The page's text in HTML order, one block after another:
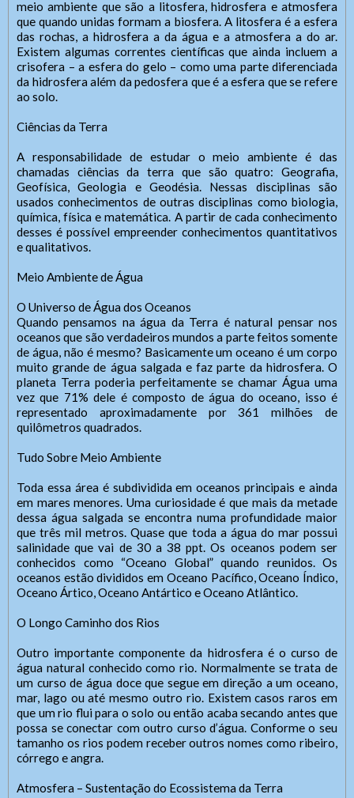
meio ambiente que são a litosfera, hidrosfera e atmosfera
que quando unidas formam a biosfera. A litosfera é a esfera
das rochas, a hidrosfera a da água e a atmosfera a do ar.
Existem algumas correntes científicas que ainda incluem a
crisofera – a esfera do gelo – como uma parte diferenciada
da hidrosfera além da pedosfera que é a esfera que se refere
ao solo.
Ciências da Terra
A responsabilidade de estudar o meio ambiente é das
chamadas ciências da terra que são quatro: Geografia,
Geofísica, Geologia e Geodésia. Nessas disciplinas são
usados conhecimentos de outras disciplinas como biologia,
química, física e matemática. A partir de cada conhecimento
desses é possível empreender conhecimentos quantitativos
e qualitativos.
Meio Ambiente de Água
O Universo de Água dos Oceanos
Quando pensamos na água da Terra é natural pensar nos
oceanos que são verdadeiros mundos a parte feitos somente
de água, não é mesmo? Basicamente um oceano é um corpo
muito grande de água salgada e faz parte da hidrosfera. O
planeta Terra poderia perfeitamente se chamar Água uma
vez que 71% dele é composto de água do oceano, isso é
representado aproximadamente por 361 milhões de
quilômetros quadrados.
Tudo Sobre Meio Ambiente
Toda essa área é subdividida em oceanos principais e ainda
em mares menores. Uma curiosidade é que mais da metade
dessa água salgada se encontra numa profundidade maior
que três mil metros. Quase que toda a água do mar possui
salinidade que vai de 30 a 38 ppt. Os oceanos podem ser
conhecidos como “Oceano Global” quando reunidos. Os
oceanos estão divididos em Oceano Pacífico, Oceano Índico,
Oceano Ártico, Oceano Antártico e Oceano Atlântico.
O Longo Caminho dos Rios
Outro importante componente da hidrosfera é o curso de
água natural conhecido como rio. Normalmente se trata de
um curso de água doce que segue em direção a um oceano,
mar, lago ou até mesmo outro rio. Existem casos raros em
que um rio flui para o solo ou então acaba secando antes que
possa se conectar com outro curso d’água. Conforme o seu
tamanho os rios podem receber outros nomes como ribeiro,
córrego e angra.
Atmosfera – Sustentação do Ecossistema da Terra